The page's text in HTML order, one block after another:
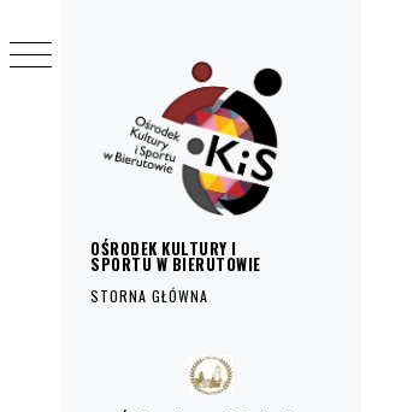
OŚRODEK KULTURY I
SPORTU W BIERUTOWIE
STORNA GŁÓWNA